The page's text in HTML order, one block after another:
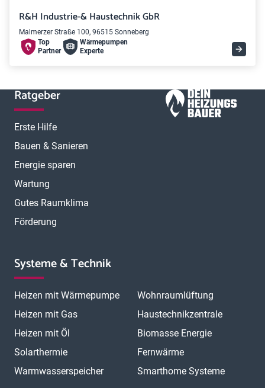
R&H Industrie-& Haustechnik GbR
Malmerzer Straße 100, 96515 Sonneberg
Top
Partner
Wärme­pumpen
Experte
Ratgeber
Erste Hilfe
Bauen & Sanieren
Energie sparen
Wartung
Gutes Raumklima
Förderung
Systeme & Technik
Heizen mit Wärmepumpe
Heizen mit Gas
Heizen mit Öl
Solarthermie
Warmwasserspeicher
Wohnraumlüftung
Haustechnikzentrale
Biomasse Energie
Fernwärme
Smarthome Systeme